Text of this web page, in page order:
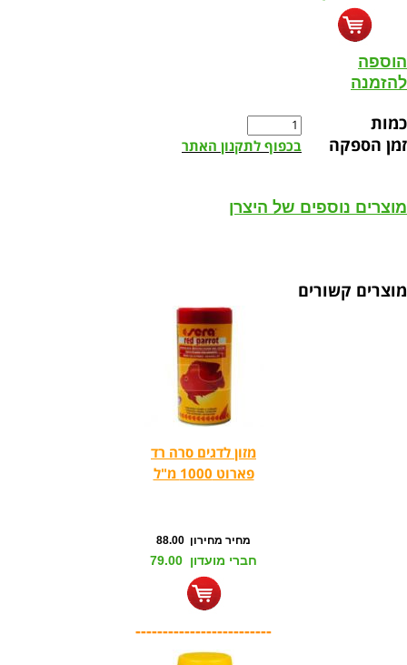
הוספה
להזמנה
כמות
זמן הספקה
בכפוף לתקנון האתר
מוצרים נוספים של היצרן
מוצרים קשורים
מזון לדגים סרה רד
פארוט 1000 מ"ל
מחיר מחירון 88.00
חברי מועדון 79.00
-------------------------